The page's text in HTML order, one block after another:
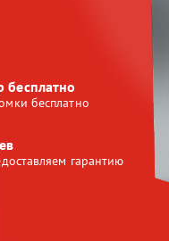
бесплатно
бесплатно
гарантию